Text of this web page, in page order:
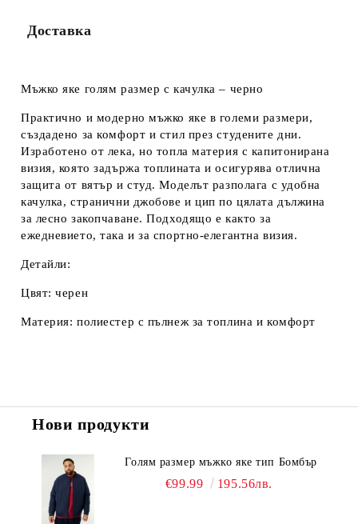
Доставка
Мъжко яке голям размер с качулка – черно
Практично и модерно мъжко яке в големи размери,
създадено за комфорт и стил през студените дни.
Изработено от лека, но топла материя с капитонирана
визия, която задържа топлината и осигурява отлична
защита от вятър и студ. Моделът разполага с удобна
качулка, странични джобове и цип по цялата дължина
за лесно закопчаване. Подходящо е както за
ежедневието, така и за спортно-елегантна визия.
Детайли:
Цвят: черен
Материя: полиестер с пълнеж за топлина и комфорт
Нови продукти
Голям размер мъжко яке тип Бомбър
€99.99 195.56лв.